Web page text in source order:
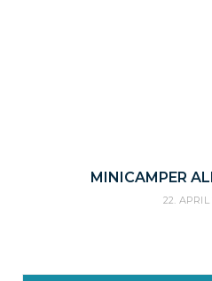
MINICAMPER
22. APRIL